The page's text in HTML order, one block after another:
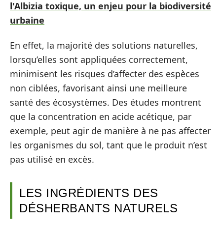
l'Albizia toxique, un enjeu pour la biodiversité
urbaine
En effet, la majorité des solutions naturelles,
lorsqu’elles sont appliquées correctement,
minimisent les risques d’affecter des espèces
non ciblées, favorisant ainsi une meilleure
santé des écosystèmes. Des études montrent
que la concentration en acide acétique, par
exemple, peut agir de manière à ne pas affecter
les organismes du sol, tant que le produit n’est
pas utilisé en excès.
LES INGRÉDIENTS DES
DÉSHERBANTS NATURELS